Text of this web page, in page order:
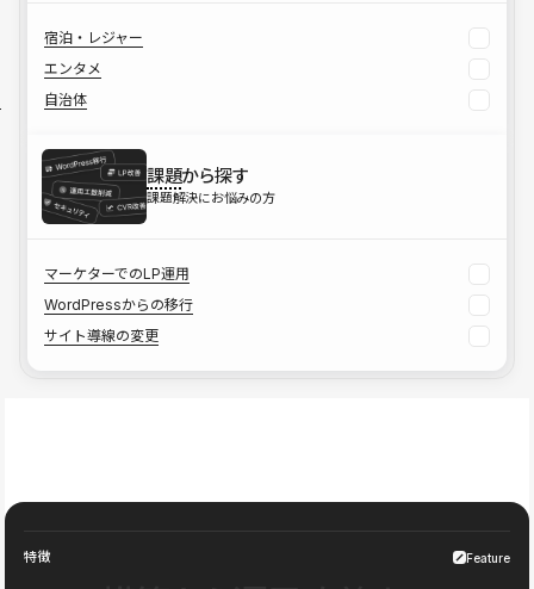
宿泊・レジャー
エンタメ
自治体
課題から探す
課題解決にお悩みの方
マーケターでのLP運用
WordPressからの移行
サイト導線の変更
特徴 Feature